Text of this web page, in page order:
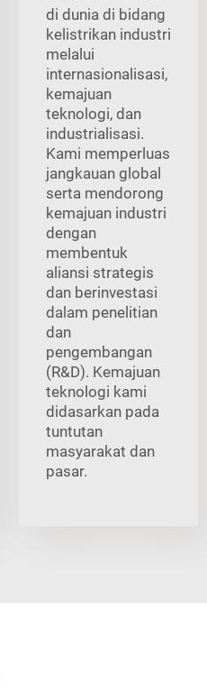
di dunia di bidang
kelistrikan industri
melalui
internasionalisasi,
kemajuan
teknologi, dan
industrialisasi.
Kami memperluas
jangkauan global
serta mendorong
kemajuan industri
dengan
membentuk
aliansi strategis
dan berinvestasi
dalam penelitian
dan
pengembangan
(R&D). Kemajuan
teknologi kami
didasarkan pada
tuntutan
masyarakat dan
pasar.